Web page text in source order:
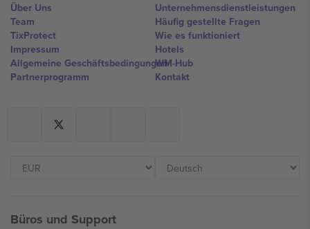
Über Uns
Team
TixProtect
Impressum
Allgemeine Geschäftsbedingungen
Partnerprogramm
Unternehmensdienstleistungen
Häufig gestellte Fragen
Wie es funktioniert
Hotels
WM-Hub
Kontakt
Büros und Support